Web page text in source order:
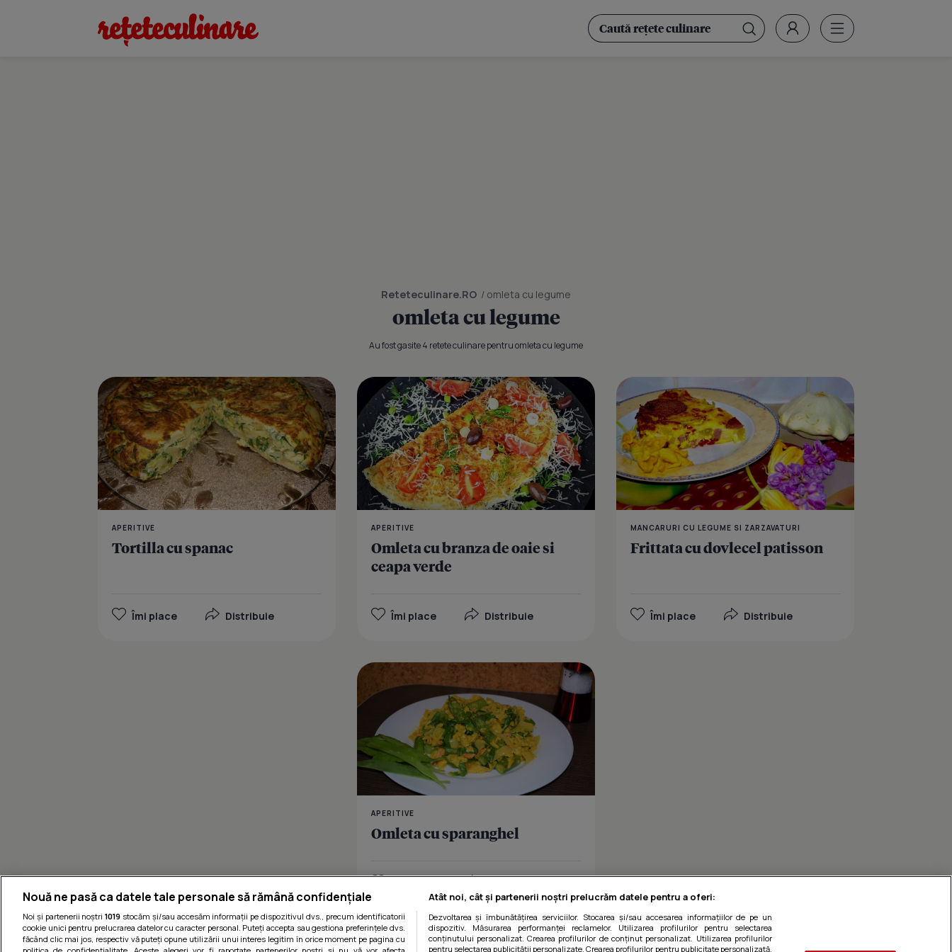
Reteteculinare.RO / omleta cu legume
omleta cu legume
Au fost gasite 4 retete culinare pentru omleta cu legume
APERITIVE
Tortilla cu spanac
Îmi place Distribuie
Tortilla cu spanac
APERITIVE
Omleta cu branza de oaie si
ceapa verde
Îmi place Distribuie
Omleta cu branza de
MANCARURI CU LEGUME SI ZARZAVATURI
Frittata cu dovlecel patisson
Îmi place Distribuie
APERITIVE
Omleta cu sparanghel
Nouă ne pasă ca datele tale personale să rămână confidențiale
Noi și partenerii noștri1019 stocăm și/sau accesăm informații pe dispozitivul dvs., precum identificatorii
cookie unici pentru prelucrarea datelor cu caracter personal. Puteți accepta sau gestiona preferințele dvs.
făcând clic mai jos, respectiv vă puteți opune utilizării unui interes legitim în orice moment pe pagina cu
Atât noi, cât și partenerii noștri prelucrăm datele pentru a oferi:
Dezvoltarea și îmbunătățirea serviciilor. Stocarea și/sau accesarea informațiilor de pe un
dispozitiv. Măsurarea performanței reclamelor. Utilizarea profilurilor pentru selectarea
conținutului personalizat. Crearea profilurilor de conținut personalizat. Utilizarea profilurilor
pentru selectarea publicității personalizate. Crearea profilurilor pentru publicitate personalizată.